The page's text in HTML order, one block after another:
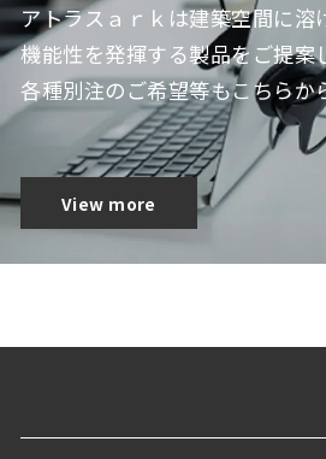
アトラスａｒｋは建築空間に溶
機能性を発揮する製品をご提案
各種別注のご希望等もこちらか
View more